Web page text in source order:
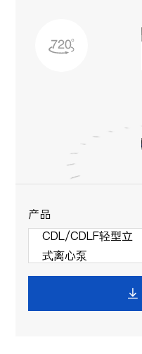
产品
CDL/CDLF轻型立
式离心泵
